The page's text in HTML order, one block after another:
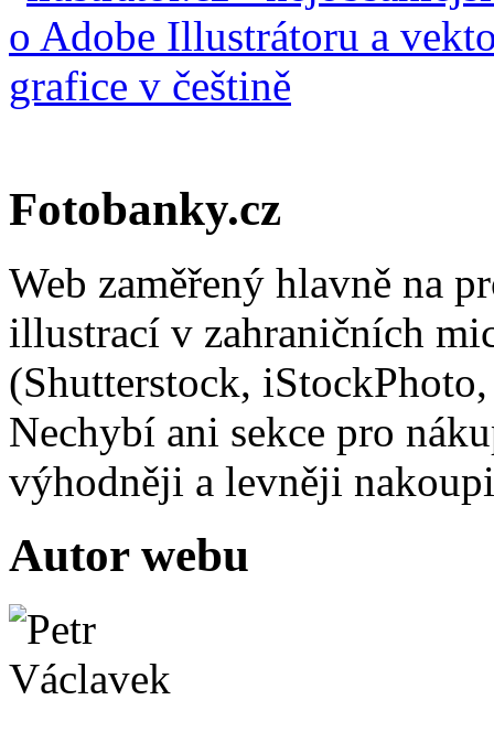
Fotobanky.cz
Web zaměřený hlavně na
illustrací v zahraničních
(Shutterstock,
Nechybí ani sekce pro
výhodněji a levněji
Autor webu